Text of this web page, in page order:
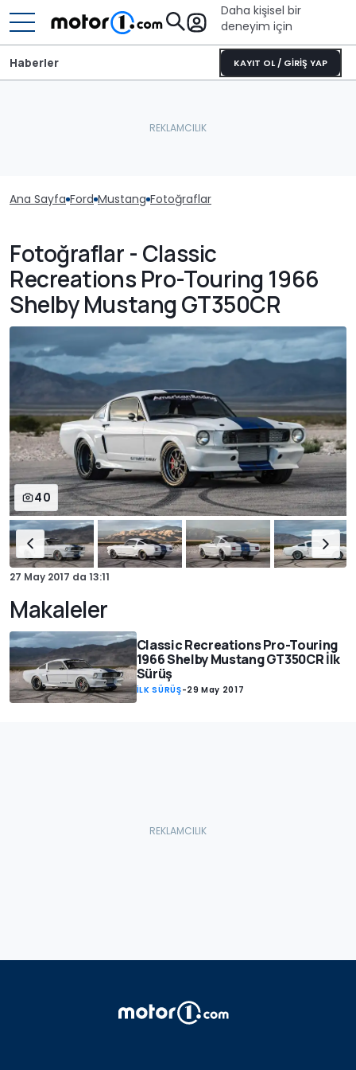
Daha kişisel bir
deneyim için
KAYIT OL / GİRİŞ YAP
Haberler
Ana Sayfa Ford Mustang Fotoğraflar
Fotoğraflar - Classic
Recreations Pro-Touring 1966
Shelby Mustang GT350CR
40
27 May 2017 da 13:11
Makaleler
Classic Recreations Pro-Touring
1966 Shelby Mustang GT350CR İlk
Sürüş
İLK SÜRÜŞ-29 May 2017